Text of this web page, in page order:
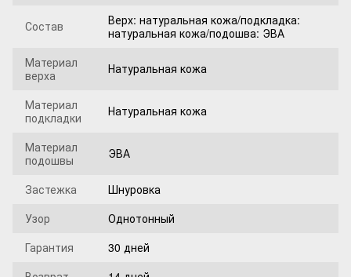
Состав
Верх: натуральная кожа/подкладка:
натуральная кожа/подошва: ЭВА
Материал
верха
Натуральная кожа
Материал
подкладки
Натуральная кожа
Материал
подошвы
ЭВА
Застежка
Шнуровка
Узор
Однотонный
Гарантия
30 дней